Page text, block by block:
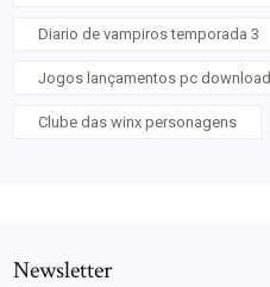
Diario de vampiros temporada 3
Jogos lançamentos pc download
Clube das winx personagens
Newsletter